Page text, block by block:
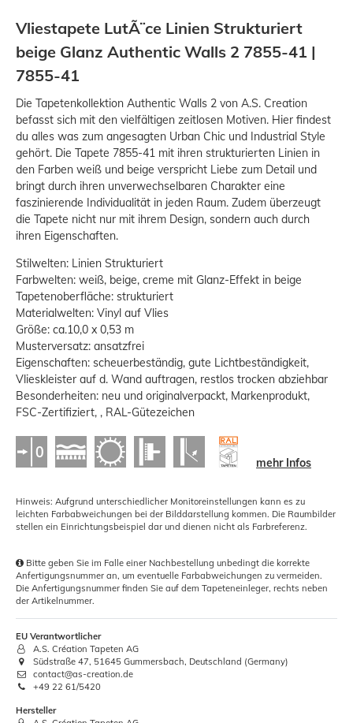
Vliestapete LutÃ¨ce Linien Strukturiert
beige Glanz Authentic Walls 2 7855-41 |
7855-41
Die Tapetenkollektion Authentic Walls 2 von A.S. Creation
befasst sich mit den vielfältigen zeitlosen Motiven. Hier findest
du alles was zum angesagten Urban Chic und Industrial Style
gehört. Die Tapete 7855-41 mit ihren strukturierten Linien in
den Farben weiß und beige verspricht Liebe zum Detail und
bringt durch ihren unverwechselbaren Charakter eine
faszinierende Individualität in jeden Raum. Zudem überzeugt
die Tapete nicht nur mit ihrem Design, sondern auch durch
ihren Eigenschaften.
Stilwelten: Linien Strukturiert
Farbwelten: weiß, beige, creme mit Glanz-Effekt in beige
Tapetenoberfläche: strukturiert
Materialwelten: Vinyl auf Vlies
Größe: ca.10,0 x 0,53 m
Musterversatz: ansatzfrei
Eigenschaften: scheuerbeständig, gute Lichtbeständigkeit,
Vlieskleister auf d. Wand auftragen, restlos trocken abziehbar
Besonderheiten: neu und originalverpackt, Markenprodukt,
FSC-Zertifiziert, , RAL-Gütezeichen
mehr Infos
Hinweis: Aufgrund unterschiedlicher Monitoreinstellungen kann es zu
leichten Farbabweichungen bei der Bilddarstellung kommen. Die Raumbilder
stellen ein Einrichtungsbeispiel dar und dienen nicht als Farbreferenz.
Bitte geben Sie im Falle einer Nachbestellung unbedingt die korrekte
Anfertigungsnummer an, um eventuelle Farbabweichungen zu vermeiden.
Die Anfertigungsnummer finden Sie auf dem Tapeteneinleger, rechts neben
der Artikelnummer.
EU Verantwortlicher
A.S. Création Tapeten AG
Südstraße 47, 51645 Gummersbach, Deutschland (Germany)
contact@as-creation.de
+49 22 61/5420
Hersteller